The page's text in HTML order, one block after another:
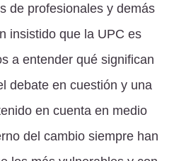
de profesionales y demás
insistido que la UPC es
a entender qué significan
debate en cuestión y una
en cuenta en medio
del cambio siempre han